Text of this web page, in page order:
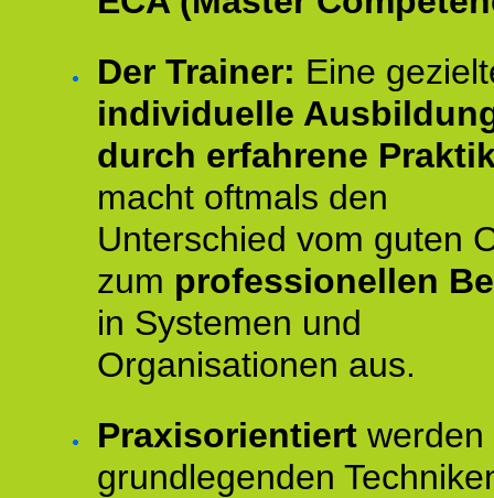
Der Trainer: Eine
individuelle
durch erfahrene
macht oftmals den
Unterschied vom guten
zum professionellen
in Systemen und
Organisationen aus.
Praxisorientiert werden
grundlegenden